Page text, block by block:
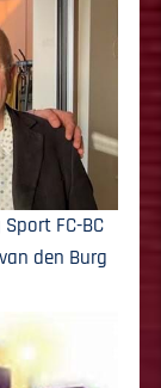
FC-BC
den Burg